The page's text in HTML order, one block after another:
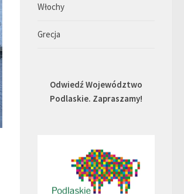
Włochy
Grecja
Odwiedź Województwo
Podlaskie. Zapraszamy!